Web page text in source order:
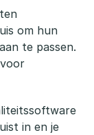
om hun
te passen.
in en je